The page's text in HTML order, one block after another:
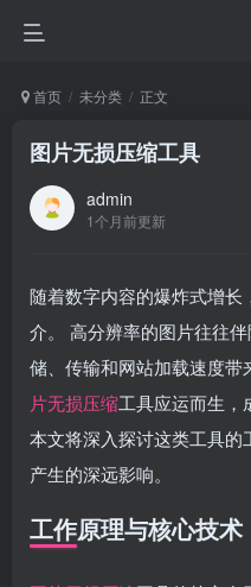
首页 未分类 正文
图片无损压缩工具
admin
1个月前更新
随着数字内容的爆炸式增
介。 高分辨率的图片往往
储、传输和网站加载速度带
片无损压缩工具应运而生，
本文将深入探讨这类工具
产生的深远影响。
工作原理与核心技术